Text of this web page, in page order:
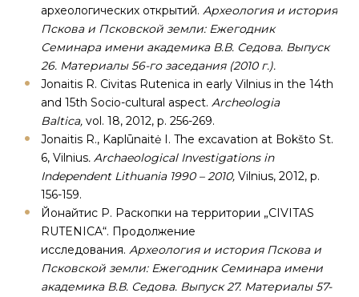
археологических открытий. Археология и история
Пскова и Псковской земли: Ежегодник
Семинара имени академика В.В. Седова. Выпуск
26. Материалы 56-го заседания (2010 г.).
Jonaitis R. Civitas Rutenica in early Vilnius in the 14th
and 15th Socio-cultural aspect. Archeologia
Baltica, vol. 18, 2012, p. 256-269.
Jonaitis R., Kaplūnaitė I. The excavation at Bokšto St.
6, Vilnius. Archaeological Investigations in
Independent Lithuania 1990 – 2010, Vilnius, 2012, p.
156-159.
Йонайтис Р. Раскопки на территории „CIVITAS
RUTENICA“. Продолжение
исследования. Археология и история Пскова и
Псковской земли: Ежегодник Семинара имени
академика В.В. Седова. Выпуск 27. Материалы 57-